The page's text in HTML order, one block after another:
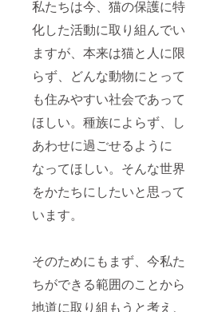
私たちは今、猫の保護に特
化した活動に取り組んでい
ますが、本来は猫と人に限
らず、どんな動物にとって
も住みやすい社会であって
ほしい。種族によらず、し
あわせに過ごせるように
なってほしい。そんな世界
をかたちにしたいと思って
います。
そのためにもまず、今私た
ちができる範囲のことから
地道に取り組もうと考え、